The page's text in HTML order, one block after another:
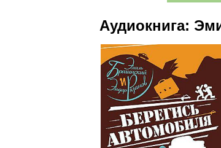
Аудиокнига: